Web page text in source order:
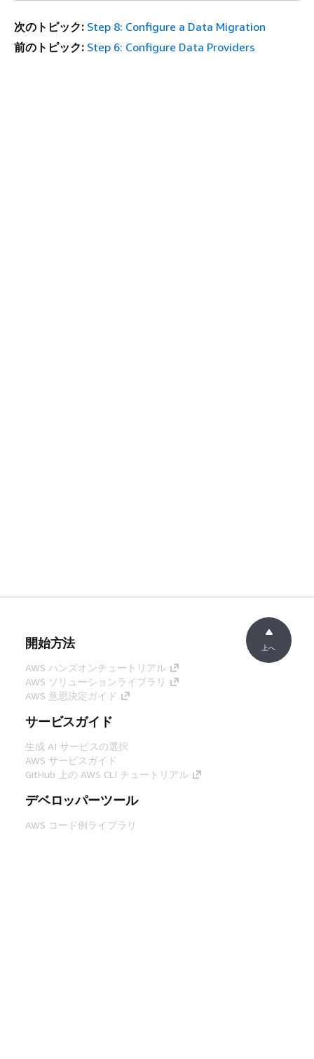
次のトピック: Step 8: Configure a Data Migration
前のトピック: Step 6: Configure Data Providers
開始方法
AWS ハンズオンチュートリアル
AWS ソリューションライブラリ
AWS 意思決定ガイド
サービスガイド
生成 AI サービスの選択
AWS サービスガイド
GitHub 上の AWS CLI チュートリアル
デベロッパーツール
AWS コード例ライブラリ
上へ